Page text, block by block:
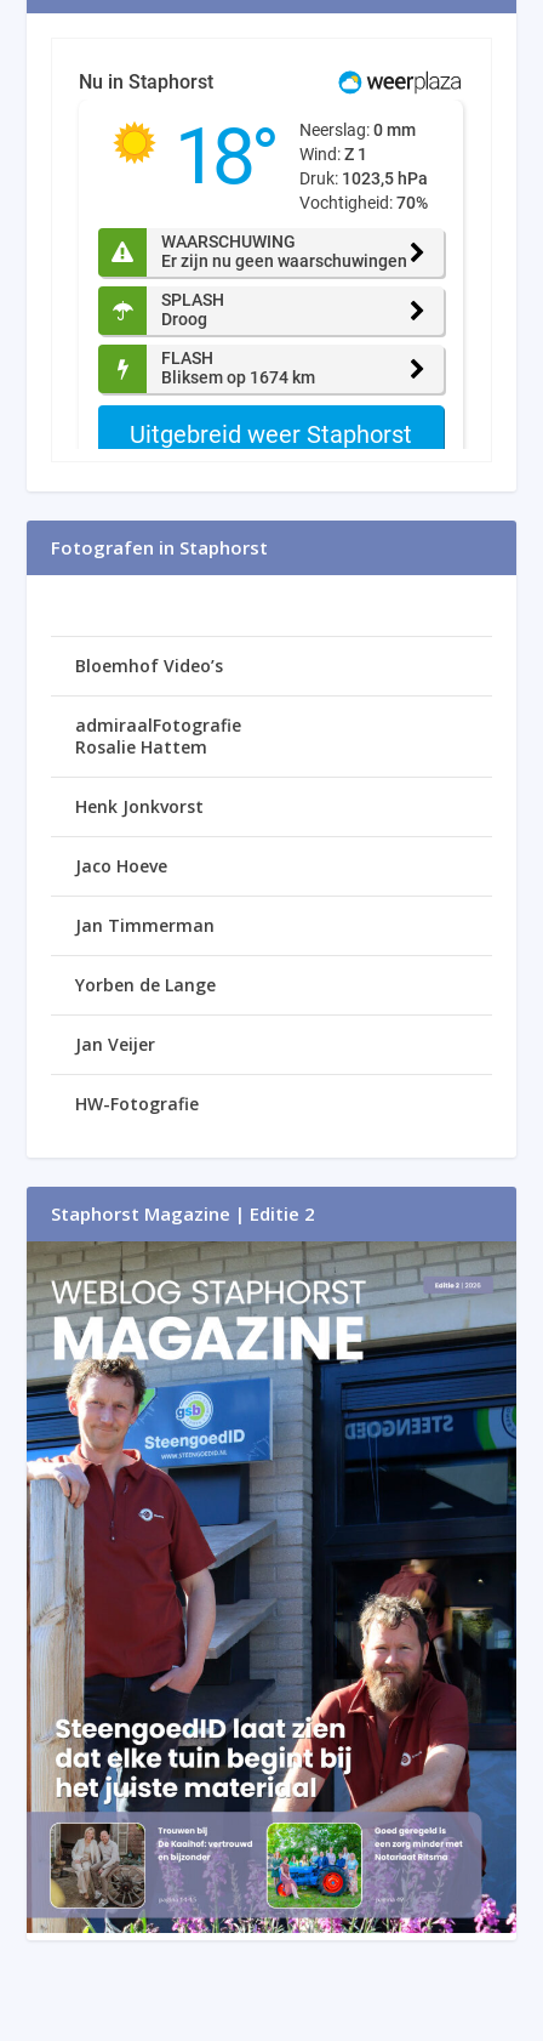
Fotografen in Staphorst
Bloemhof Video’s
admiraalFotografie
Rosalie Hattem
Henk Jonkvorst
Jaco Hoeve
Jan Timmerman
Yorben de Lange
Jan Veijer
HW-Fotografie
Staphorst Magazine | Editie 2